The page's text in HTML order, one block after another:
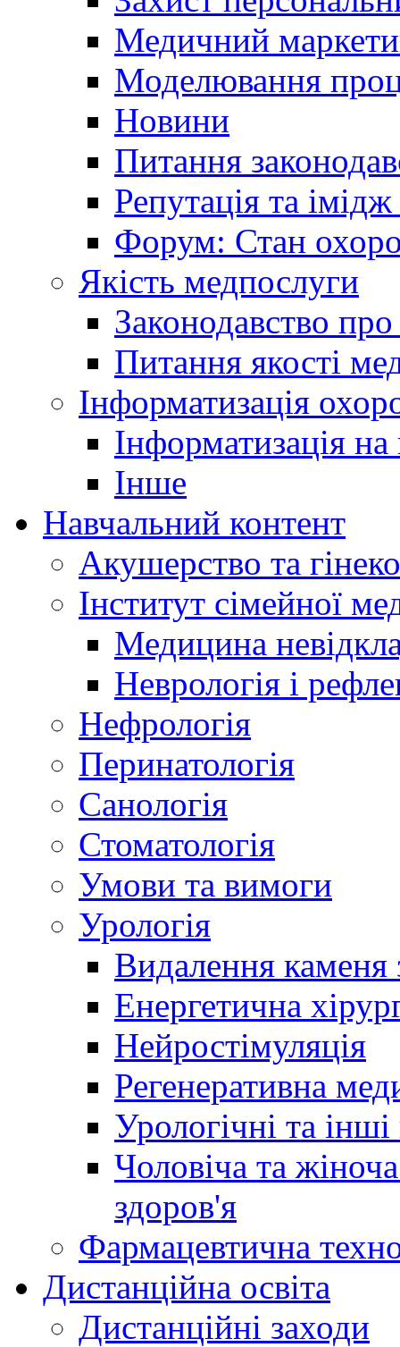
Медичний
Моделювання
Новини
Питання
Репутація та
Форум: Стан
Якість медпослуги
Законодавство
Питання якості
Інформатизація
Інформатизація
Інше
Навчальний контент
Акушерство та
Інститут сімейної
Медицина
Неврологія і
Нефрологія
Перинатологія
Санологія
Стоматологія
Умови та вимоги
Урологія
Видалення каменя
Енергетична
Нейростімуляція
Регенеративна
Урологічні та
Чоловіча та
здоров'я
Фармацевтична
Дистанційна освіта
Дистанційні заходи